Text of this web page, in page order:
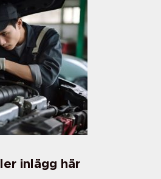
inlägg här